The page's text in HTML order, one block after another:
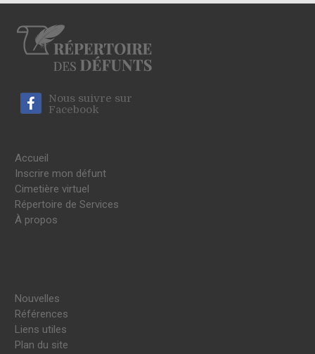
Nous suivre sur
Facebook
Accueil
Inscrire mon défunt
Cimetière virtuel
Répertoire de Services
À propos
Nouvelles
Références
Liens utiles
Plan du site